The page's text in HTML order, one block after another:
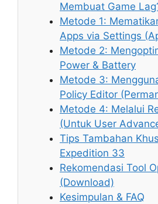
Membuat Game
Metode 1:
Apps via Settings
Metode 2:
Power & Battery
Metode 3:
Policy Editor
Metode 4: Melalui
(Untuk User
Tips Tambahan
Expedition 33
Rekomendasi Tool
(Download)
Kesimpulan & FAQ